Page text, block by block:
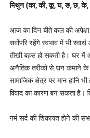
मिथुन (का, की, कू, घ, ङ, छ, के,
आज का दिन बीते कल की
सर्वोपरि रहेंगे स्वभाव में भी
तीखी बहस हो सकती है। घर में
अनैतिक तरीको से धन कमाने के
सामाजिक क्षेत्र पर मान हानि
विवाद का कारण बन सकता है।
गर्म सर्द की शिकायत होने की